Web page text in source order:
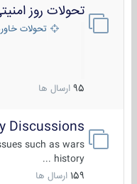
تحولات روز
تحولات
95 ارسال ها
Discussions
such as wars
history ...
159 ارسال ها